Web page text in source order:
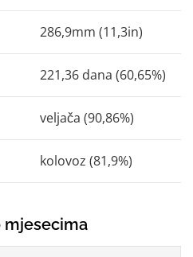
286,9mm (11,3in)
221,36 dana (60,65%)
veljača (90,86%)
kolovoz (81,9%)
mjesecima